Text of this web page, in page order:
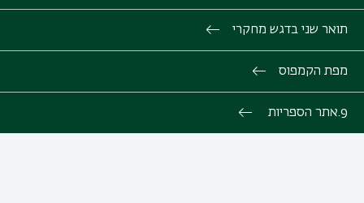
תואר שני בדגש מחקרי
מפת הקמפוס
9.אתר הספריות